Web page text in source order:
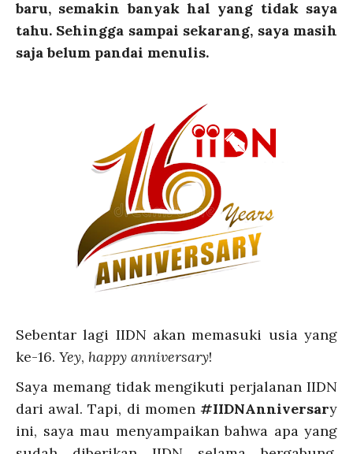
baru, semakin banyak hal yang tidak saya
tahu. Sehingga sampai sekarang, saya masih
saja belum pandai menulis.
Sebentar lagi IIDN akan memasuki usia yang
ke-16. Yey, happy anniversary!
Saya memang tidak mengikuti perjalanan IIDN
dari awal. Tapi, di momen #IIDNAnniversary
ini, saya mau menyampaikan bahwa apa yang